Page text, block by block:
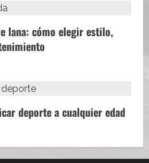
lana: cómo elegir estilo,
deporte a cualquier edad